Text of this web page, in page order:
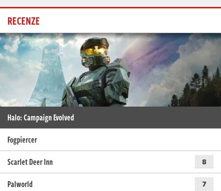
RECENZE
Halo: Campaign Evolved
Fogpiercer
Scarlet Deer Inn
8
Palworld 7